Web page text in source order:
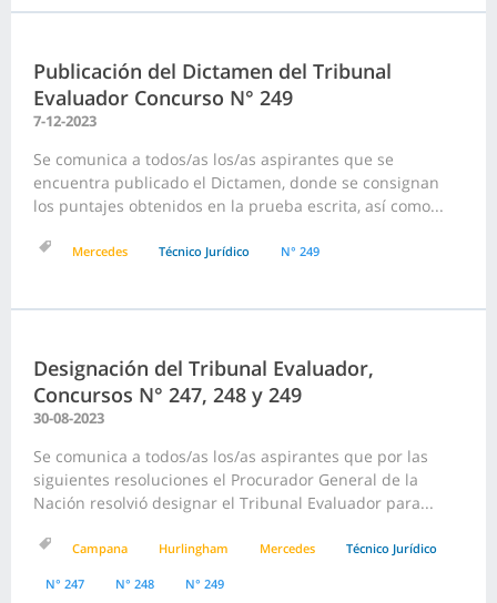
Publicación del Dictamen del Tribunal
Evaluador Concurso N° 249
7-12-2023
Se comunica a todos/as los/as aspirantes que se
encuentra publicado el Dictamen, donde se consignan
los puntajes obtenidos en la prueba escrita, así como...
Mercedes Técnico Jurídico N° 249
Designación del Tribunal Evaluador,
Concursos N° 247, 248 y 249
30-08-2023
Se comunica a todos/as los/as aspirantes que por las
siguientes resoluciones el Procurador General de la
Nación resolvió designar el Tribunal Evaluador para...
Campana Hurlingham Mercedes Técnico Jurídico
N° 247 N° 248 N° 249